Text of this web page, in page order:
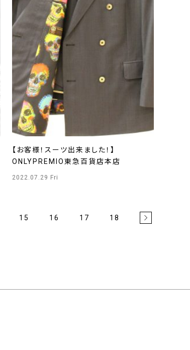
【お客様！スーツ出来ました！】
ONLYPREMIO東急百貨店本店
2022.07.29 Fri
15 16 17 18